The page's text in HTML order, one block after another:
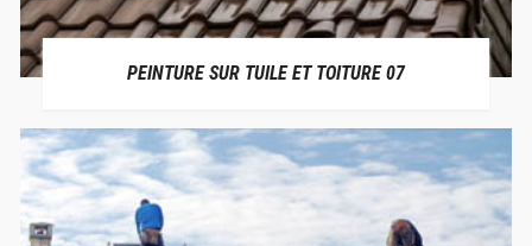
PEINTURE SUR TUILE ET TOITURE 07